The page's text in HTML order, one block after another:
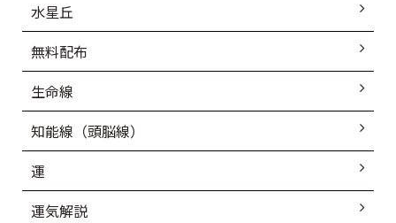
水星丘
無料配布
生命線
知能線（頭脳線）
運
運気解説